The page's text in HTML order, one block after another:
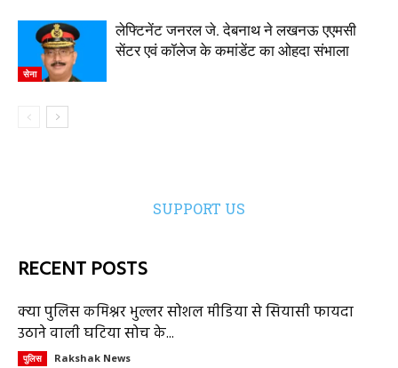
सेना
लेफ्टिनेंट जनरल जे. देबनाथ ने लखनऊ एएमसी
सेंटर एवं कॉलेज के कमांडेंट का ओहदा संभाला
SUPPORT US
RECENT POSTS
क्या पुलिस कमिश्नर भुल्लर सोशल मीडिया से सियासी फायदा
उठाने वाली घटिया सोच के...
पुलिस Rakshak News